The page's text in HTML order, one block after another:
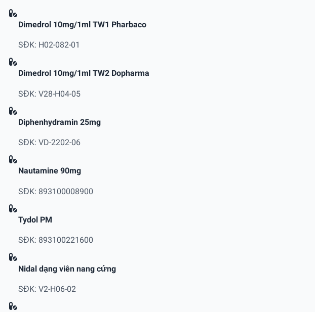
Dimedrol 10mg/1ml TW1 Pharbaco
SĐK: H02-082-01
Dimedrol 10mg/1ml TW2 Dopharma
SĐK: V28-H04-05
Diphenhydramin 25mg
SĐK: VD-2202-06
Nautamine 90mg
SĐK: 893100008900
Tydol PM
SĐK: 893100221600
Nidal dạng viên nang cứng
SĐK: V2-H06-02